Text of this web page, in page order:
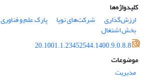
کلیدواژه‌ها
ارزش‌گذاری
شرکت‌های نوپا پارک علم و فناوری
بخش اشتغال
20.1001.1.23452544.1400.9.0.8.8
موضوعات
مدیریت